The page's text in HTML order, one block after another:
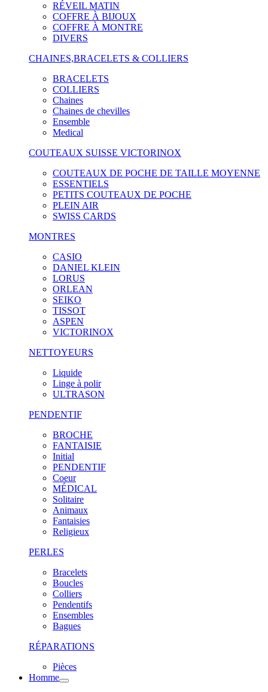
RÉVEIL MATIN
COFFRE À BIJOUX
COFFRE À MONTRE
DIVERS
CHAINES,BRACELETS & COLLIERS
BRACELETS
COLLIERS
Chaines
Chaines de chevilles
Ensemble
Medical
COUTEAUX SUISSE VICTORINOX
COUTEAUX DE POCHE DE TAILLE MOYENNE
ESSENTIELS
PETITS COUTEAUX DE POCHE
PLEIN AIR
SWISS CARDS
MONTRES
CASIO
DANIEL KLEIN
LORUS
ORLEAN
SEIKO
TISSOT
ASPEN
VICTORINOX
NETTOYEURS
Liquide
Linge à polir
ULTRASON
PENDENTIF
BROCHE
FANTAISIE
Initial
PENDENTIF
Coeur
MÉDICAL
Solitaire
Animaux
Fantaisies
Religieux
PERLES
Bracelets
Boucles
Colliers
Pendentifs
Ensembles
Bagues
RÉPARATIONS
Pièces
Homme